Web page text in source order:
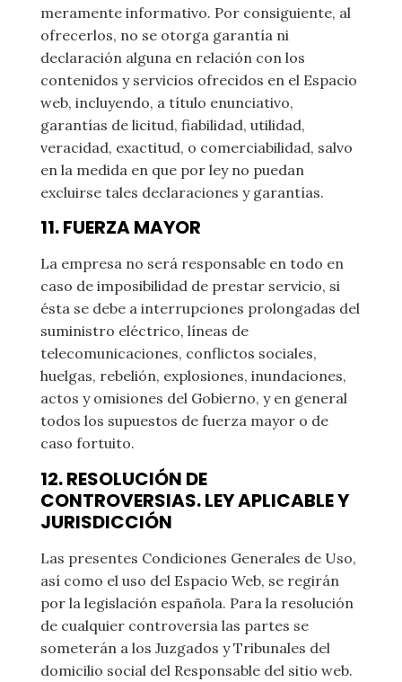
meramente informativo. Por consiguiente, al
ofrecerlos, no se otorga garantía ni
declaración alguna en relación con los
contenidos y servicios ofrecidos en el Espacio
web, incluyendo, a título enunciativo,
garantías de licitud, fiabilidad, utilidad,
veracidad, exactitud, o comerciabilidad, salvo
en la medida en que por ley no puedan
excluirse tales declaraciones y garantías.
11. FUERZA MAYOR
La empresa no será responsable en todo en
caso de imposibilidad de prestar servicio, si
ésta se debe a interrupciones prolongadas del
suministro eléctrico, líneas de
telecomunicaciones, conflictos sociales,
huelgas, rebelión, explosiones, inundaciones,
actos y omisiones del Gobierno, y en general
todos los supuestos de fuerza mayor o de
caso fortuito.
12. RESOLUCIÓN DE
CONTROVERSIAS. LEY APLICABLE Y
JURISDICCIÓN
Las presentes Condiciones Generales de Uso,
así como el uso del Espacio Web, se regirán
por la legislación española. Para la resolución
de cualquier controversia las partes se
someterán a los Juzgados y Tribunales del
domicilio social del Responsable del sitio web.